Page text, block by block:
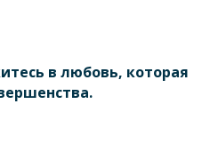
в любовь, которая